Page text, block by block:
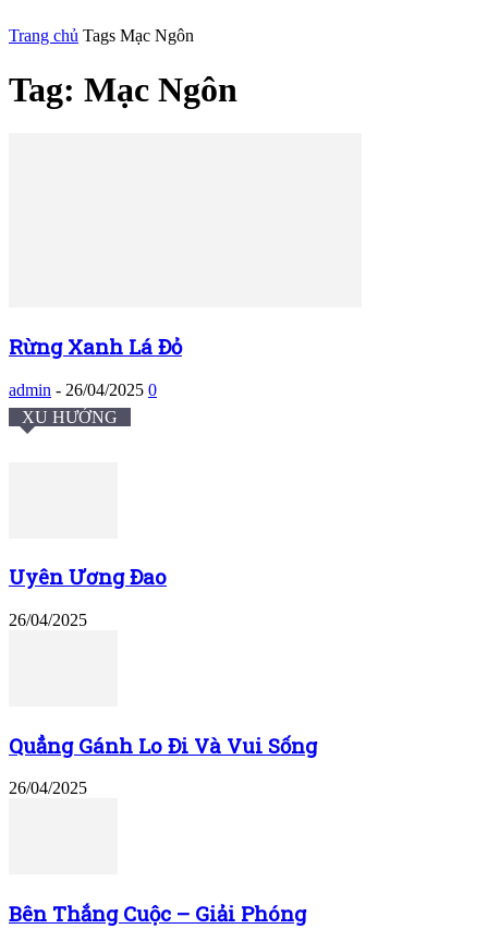
Trang chủ Tags Mạc Ngôn
Tag: Mạc Ngôn
Rừng Xanh Lá Đỏ
admin - 26/04/2025 0
XU HƯỚNG
Uyên Ương Đao
26/04/2025
Quẳng Gánh Lo Đi Và Vui Sống
26/04/2025
Bên Thắng Cuộc – Giải Phóng